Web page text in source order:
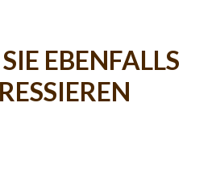
EBENFALLS